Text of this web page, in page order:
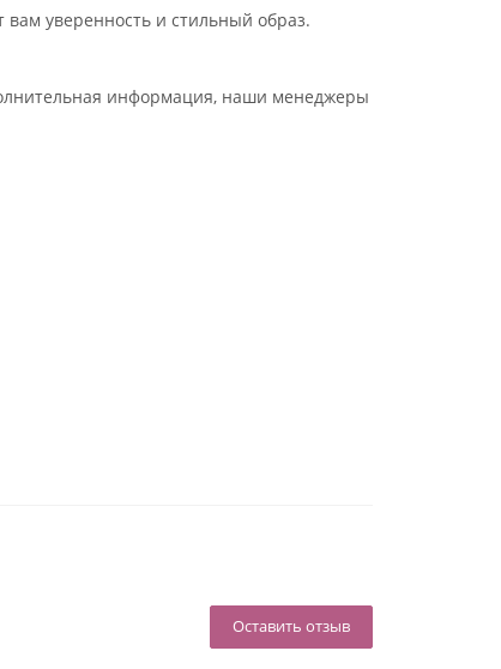
уверенность и стильный образ.
информация, наши менеджеры
Оставить отзыв